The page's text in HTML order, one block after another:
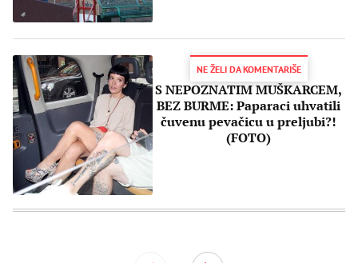
NE ŽELI DA KOMENTARIŠE
S NEPOZNATIM MUŠKARCEM,
BEZ BURME: Paparaci uhvatili
čuvenu pevačicu u preljubi?!
(FOTO)